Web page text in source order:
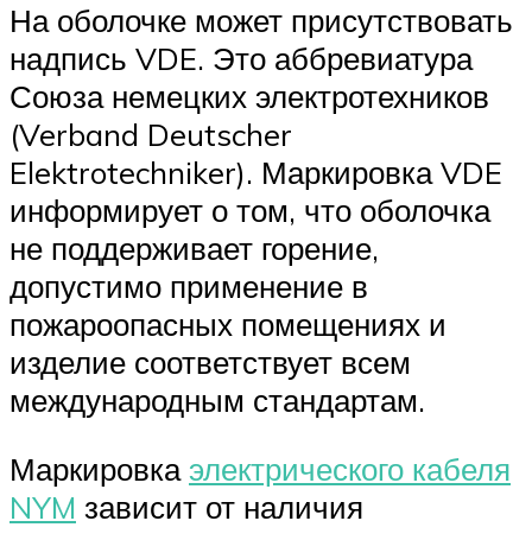
На оболочке может присутствовать
надпись VDE. Это аббревиатура
Союза немецких электротехников
(Verband Deutscher
Elektrotechniker). Маркировка VDE
информирует о том, что оболочка
не поддерживает горение,
допустимо применение в
пожароопасных помещениях и
изделие соответствует всем
международным стандартам.
Маркировкаэлектрического кабеля
NYM зависит от наличия